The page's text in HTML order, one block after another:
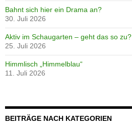
Bahnt sich hier ein Drama an?
30. Juli 2026
Aktiv im Schaugarten – geht das so zu?
25. Juli 2026
Himmlisch „Himmelblau“
11. Juli 2026
BEITRÄGE NACH KATEGORIEN